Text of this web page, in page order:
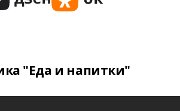
"Еда и напитки"